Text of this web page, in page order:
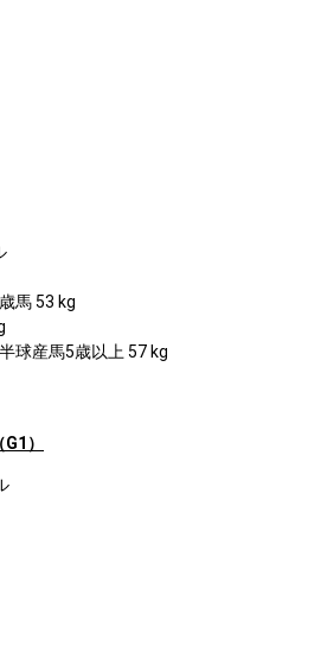
馬 53 kg
球産馬5歳以上 57 kg
）